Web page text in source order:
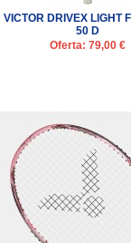
VICTOR DRIVEX LIGHT
50 D
Oferta: 79,00 €